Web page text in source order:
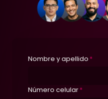
Nombre y apellido *
Número celular*